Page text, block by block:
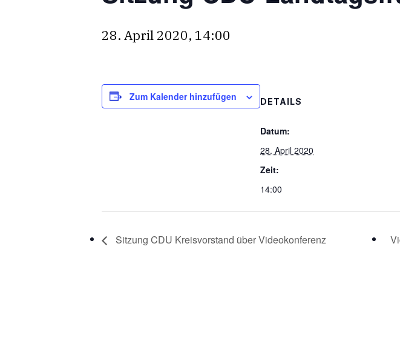
28. April 2020, 14:00
Zum Kalender hinzufügen DETAILS
Datum:
28. April 2020
Zeit:
14:00
Sitzung CDU Kreisvorstand über Videokonferenz